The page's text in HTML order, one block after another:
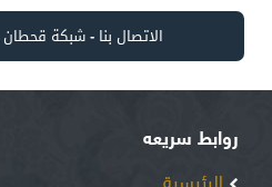
الاتصال بنا -شبكة قحطان
روابط سريعه